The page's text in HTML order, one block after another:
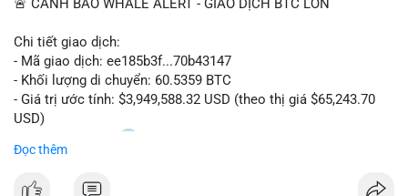
🚨 CẢNH BÁO WHALE ALERT - GIAO DỊCH BTC LỚN
Chi tiết giao dịch:
- Mã giao dịch: ee185b3f...70b43147
- Khối lượng di chuyển: 60.5359 BTC
- Giá trị ước tính: $3,949,588.32 USD (theo thị giá $65,243.70
USD)
- Thời gian: 15:20
Nhận định phân tích:
Đọc thêm